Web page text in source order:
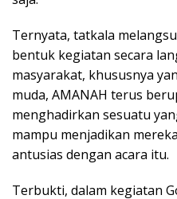
Ternyata, tatkala
bentuk kegiatan secara
masyarakat, khususnya
muda, AMANAH terus
menghadirkan sesuatu
mampu menjadikan
antusias dengan acara itu.
Terbukti, dalam kegiatan